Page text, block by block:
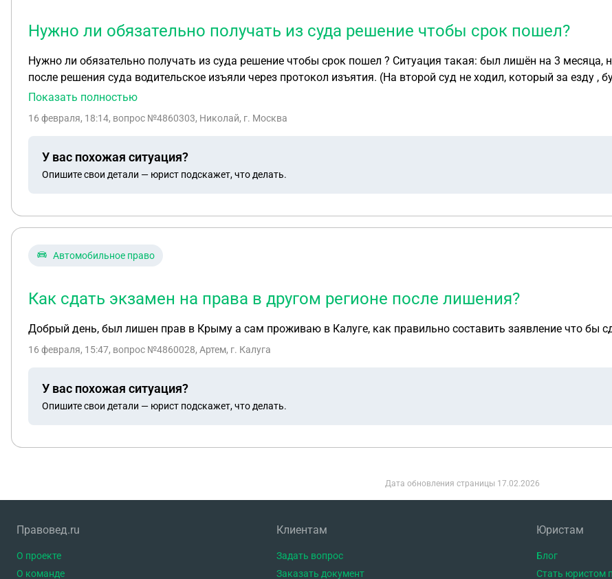
Нужно ли обязательно получать из суда решение чтобы срок пошел?
Нужно ли обязательно получать из суда решение чтобы срок пошел ? Ситуация такая: был лишён на 3 месяца,
после решения суда водительское изъяли через протокол изъятия. (На второй суд не ходил, который за езду
Показать полностью
16 февраля, 18:14, вопрос №4860303, Николай, г. Москва
У вас похожая ситуация?
Опишите свои детали — юрист подскажет, что делать.
Автомобильное право
Как сдать экзамен на права в другом регионе после лишения?
Добрый день, был лишен прав в Крыму а сам проживаю в Калуге, как правильно составить заявление что бы
16 февраля, 15:47, вопрос №4860028, Артем, г. Калуга
У вас похожая ситуация?
Опишите свои детали — юрист подскажет, что делать.
Дата обновления страницы 17.02.2026
Правовед.ru
О проекте
О команде
Клиентам
Задать вопрос
Заказать документ
Юристам
Блог
Стать юристом